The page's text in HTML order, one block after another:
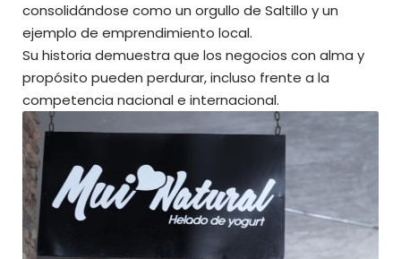
consolidándose como un orgullo de Saltillo y un
ejemplo de emprendimiento local.
Su historia demuestra que los negocios con alma y
propósito pueden perdurar, incluso frente a la
competencia nacional e internacional.